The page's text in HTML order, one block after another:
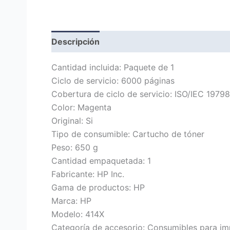
Descripción
Cantidad incluida: Paquete de 1
Ciclo de servicio: 6000 páginas
Cobertura de ciclo de servicio: ISO/IEC 19798
Color: Magenta
Original: Si
Tipo de consumible: Cartucho de tóner
Peso: 650 g
Cantidad empaquetada: 1
Fabricante: HP Inc.
Gama de productos: HP
Marca: HP
Modelo: 414X
Categoría de accesorio: Consumibles para